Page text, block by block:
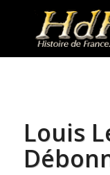
Louis